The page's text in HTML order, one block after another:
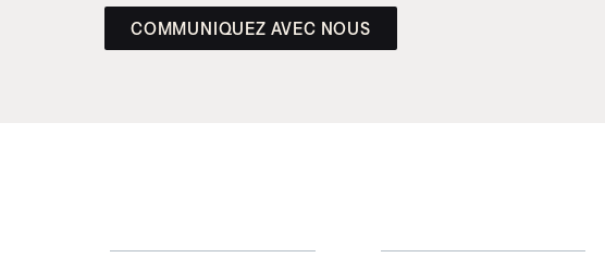
COMMUNIQUEZ AVEC NOUS